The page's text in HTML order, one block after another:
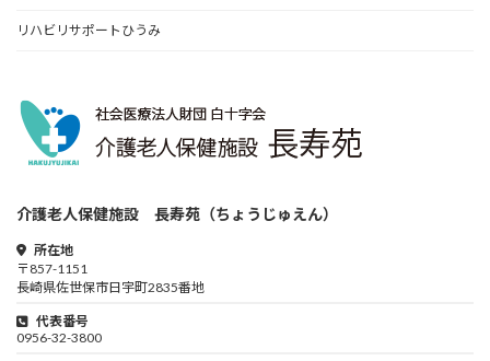
リハビリサポートひうみ
介護老人保健施設 長寿苑（ちょうじゅえん）
所在地
〒857-1151
長崎県佐世保市日宇町2835番地
代表番号
0956-32-3800